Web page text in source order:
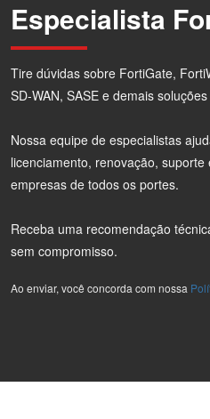
Especialista
Tire dúvidas sobre FortiGate,
SD-WAN, SASE e demais
Nossa equipe de especialistas
licenciamento, renovação,
empresas de todos os portes.
Receba uma recomendação
sem compromisso.
Ao enviar, você concorda com nossa